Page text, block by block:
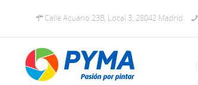
Calle Acuario 23B, Local 3, 28042 Madrid